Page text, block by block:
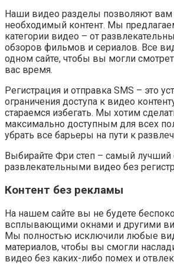
Наши видео разделы позволяют вам
необходимый контент. Мы
категории видео – от
обзоров фильмов и сериалов. Все
одном сайте, чтобы вы могли
вас время.
Регистрация и отправка SMS – это
ограничения доступа к видео
стараемся избегать. Мы хотим
максимально доступным для всех
убрать все барьеры на пути к
Выбирайте Фри степ – самый лучший
развлекательными видео без
Контент без рекламы
На нашем сайте вы не будете
всплывающими окнами и другими
Мы полностью исключили любые
материалов, чтобы вы смогли
видео без каких-либо помех и